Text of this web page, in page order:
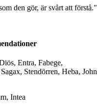
den gör, är svårt att förstå."
Entra, Fabege,
Stendörren, Heba, John
Intea